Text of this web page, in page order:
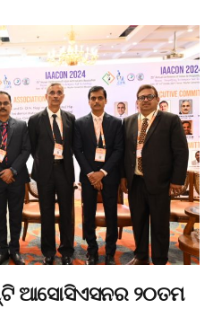
ଆସୋସିଏସନର ୨୦ତମ